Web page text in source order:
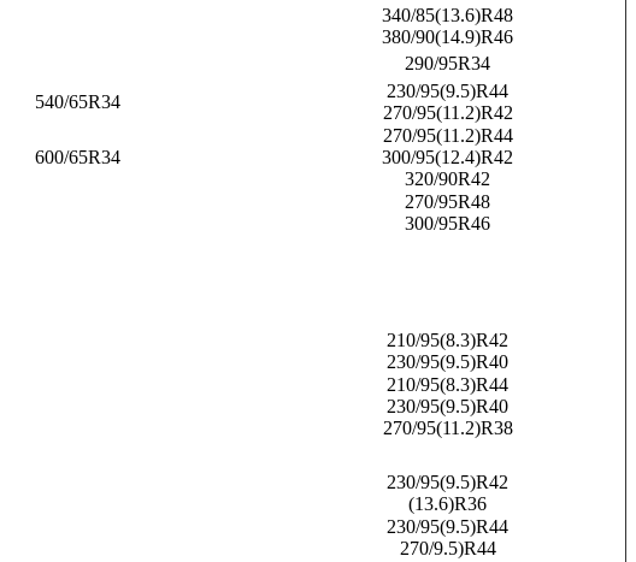
340/85(13.6)R48
380/90(14.9)R46
290/95R34
540/65R34
230/95(9.5)R44
270/95(11.2)R42
600/65R34
270/95(11.2)R44
300/95(12.4)R42
320/90R42
270/95R48
300/95R46
210/95(8.3)R42
230/95(9.5)R40
210/95(8.3)R44
230/95(9.5)R40
270/95(11.2)R38
230/95(9.5)R42
(13.6)R36
230/95(9.5)R44
270/9.5)R44